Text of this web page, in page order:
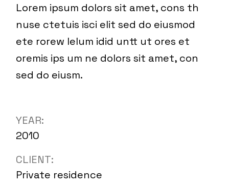
Lorem ipsum dolors sit amet, cons th
nuse ctetuis isci elit sed do eiusmod
ete rorew lelum idid untt ut ores et
oremis ips um ne dolors sit amet, con
sed do eiusm.
YEAR:
2010
CLIENT:
Private residence